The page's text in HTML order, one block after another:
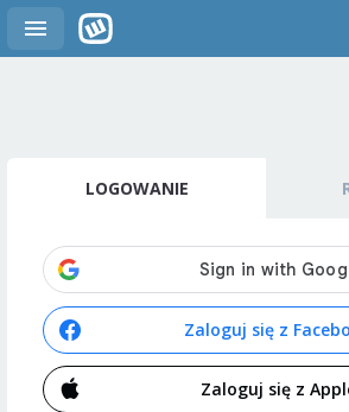
LOGOWANIE
Zaloguj się z
Zaloguj się z